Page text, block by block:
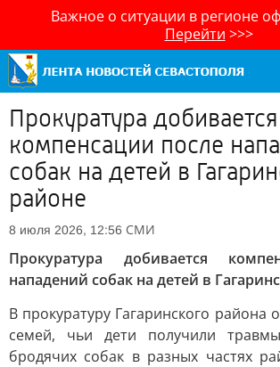
Важное о ситуации в регионе
Перейти >>>
Прокуратура добивается
компенсации после
собак на детей в
районе
8 июля 2026, 12:56 СМИ
Прокуратура добивается
нападений собак на детей в
В прокуратуру Гагаринского района
семей, чьи дети получили
бродячих собак в разных частях